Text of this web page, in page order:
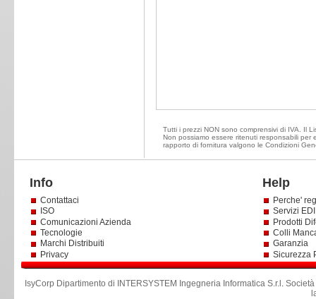
Tutti i prezzi NON sono comprensivi di IVA. Il
Non possiamo essere ritenuti responsabili
rapporto di fornitura valgono le Condizioni
Info Help
Contattaci
ISO
Comunicazioni Azienda
Tecnologie
Marchi Distribuiti
Privacy
Perche'
Servizi
Prodotti
Colli
Garanzia
Sicurezza
IsyCorp Dipartimento di INTERSYSTEM Ingegneria Informatica S.r.l .